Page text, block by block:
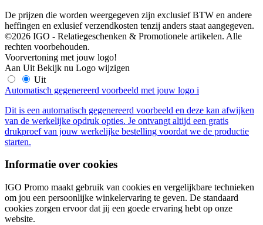
De prijzen die worden weergegeven zijn exclusief BTW en andere
heffingen en exlusief verzendkosten tenzij anders staat aangegeven.
©2026 IGO - Relatiegeschenken & Promotionele artikelen. Alle
rechten voorbehouden.
Voorvertoning met jouw logo!
Aan Uit Bekijk nu Logo wijzigen
Uit
Automatisch gegenereerd voorbeeld met jouw logo i
Dit is een automatisch gegenereerd voorbeeld en deze kan afwijken
van de werkelijke opdruk opties. Je ontvangt altijd een gratis
drukproef van jouw werkelijke bestelling voordat we de productie
starten.
Informatie over cookies
IGO Promo maakt gebruik van cookies en vergelijkbare technieken
om jou een persoonlijke winkelervaring te geven. De standaard
cookies zorgen ervoor dat jij een goede ervaring hebt op onze
website.